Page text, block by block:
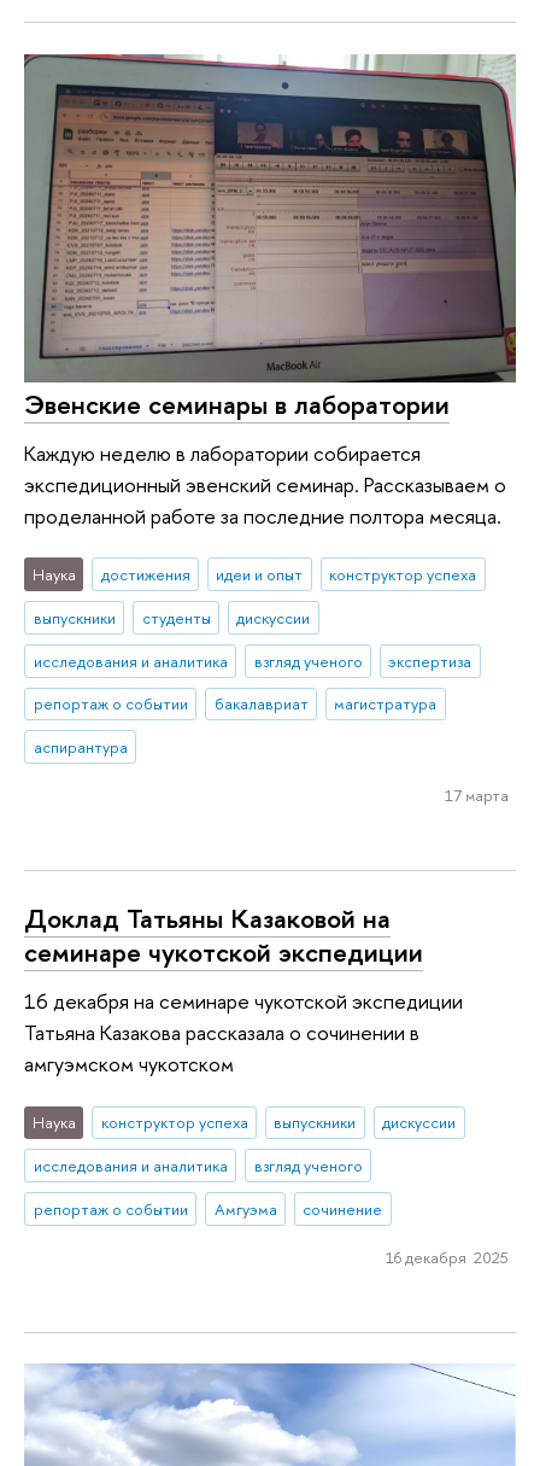
Эвенские семинары в лаборатории
Каждую неделю в лаборатории собирается
экспедиционный эвенский семинар. Рассказываем о
проделанной работе за последние полтора месяца.
Наука достижения идеи и опыт
конструктор успеха
выпускники
студенты
дискуссии
исследования и аналитика
взгляд ученого
экспертиза
репортаж о событии
бакалавриат
магистратура
аспирантура
17 марта
Доклад Татьяны Казаковой на
семинаре чукотской экспедиции
16 декабря на семинаре чукотской экспедиции
Татьяна Казакова рассказала о сочинении в
амгуэмском чукотском
Наука конструктор успеха выпускники
дискуссии
исследования и аналитика
взгляд ученого
репортаж о событии
Амгуэма сочинение
16 декабря 2025